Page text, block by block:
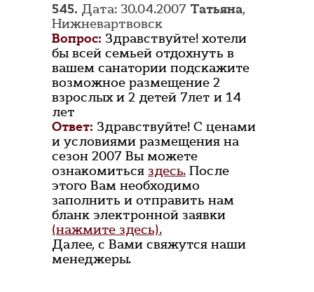
545. Дата: 30.04.2007 Татьяна,
Нижневартвовск
Вопрос: Здравствуйте! хотели
бы всей семьей отдохнуть в
вашем санатории подскажите
возможное размещение 2
взрослых и 2 детей 7лет и 14
лет
Ответ: Здравствуйте! С ценами
и условиями размещения на
сезон 2007 Вы можете
ознакомиться здесь. После
этого Вам необходимо
заполнить и отправить нам
бланк электронной заявки
(нажмите здесь).
Далее, с Вами свяжутся наши
менеджеры.